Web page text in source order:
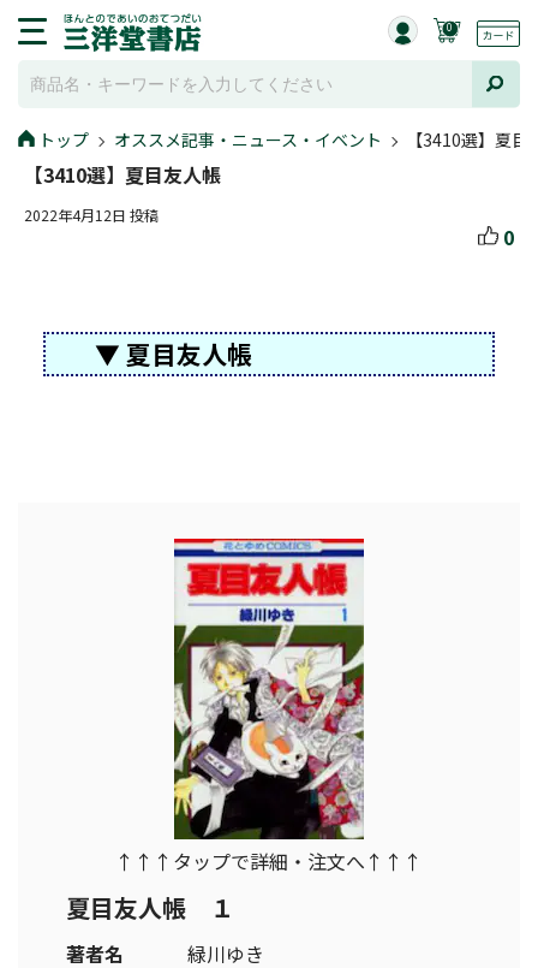
0
トップ オススメ記事・ニュース・イベント 【3410選】夏目
【3410選】夏目友人帳
2022年4月12日 投稿
0
▼ 夏目友人帳
↑↑↑タップで詳細・注文へ↑↑↑
夏目友人帳 １
著者名
緑川ゆき